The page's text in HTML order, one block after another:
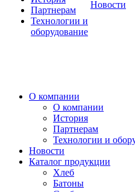
Партнерам
Технологии и
оборудование
Новости
О компании
О компании
История
Партнерам
Технологии и
Новости
Каталог продукции
Хлеб
Батоны